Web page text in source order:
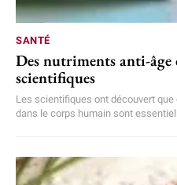
SANTÉ
Des nutriments anti-âge
scientifiques
Les scientifiques ont découvert
dans le corps humain sont